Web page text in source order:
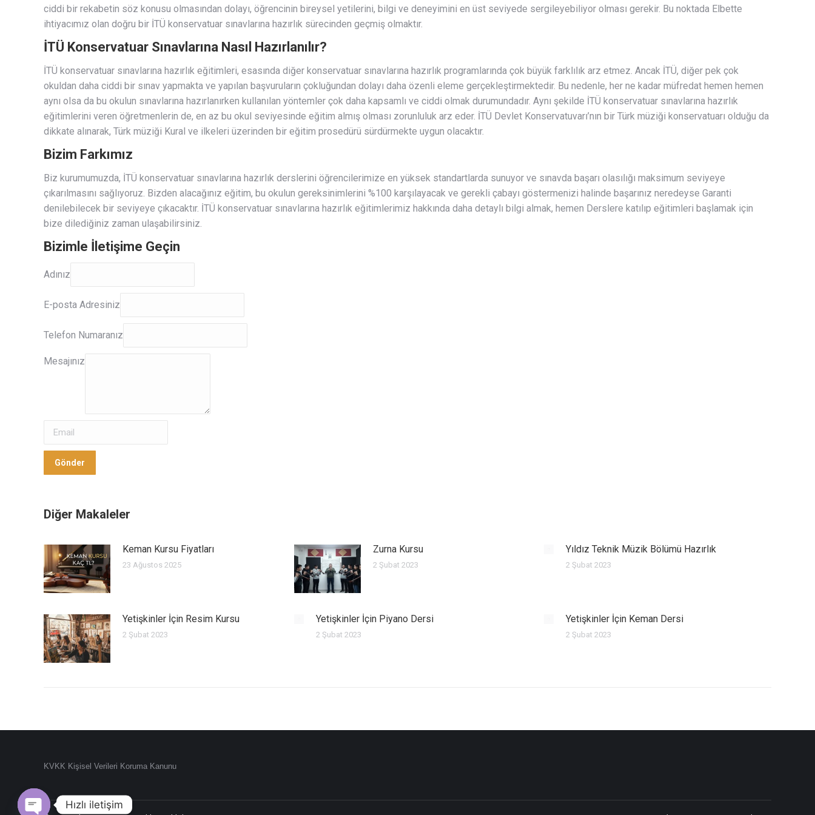
ciddi bir rekabetin söz konusu olmasından dolayı, öğrencinin bireysel yetilerini, bilgi ve deneyimini en üst seviyede sergileyebiliyor olması gerekir. Bu noktada Elbette
ihtiyacımız olan doğru bir İTÜ konservatuar sınavlarına hazırlık sürecinden geçmiş olmaktır.
İTÜ Konservatuar Sınavlarına Nasıl Hazırlanılır?
İTÜ konservatuar sınavlarına hazırlık eğitimleri, esasında diğer konservatuar sınavlarına hazırlık programlarında çok büyük farklılık arz etmez. Ancak İTÜ, diğer pek çok
okuldan daha ciddi bir sınav yapmakta ve yapılan başvuruların çokluğundan dolayı daha özenli eleme gerçekleştirmektedir. Bu nedenle, her ne kadar müfredat hemen hemen
aynı olsa da bu okulun sınavlarına hazırlanırken kullanılan yöntemler çok daha kapsamlı ve ciddi olmak durumundadır. Aynı şekilde İTÜ konservatuar sınavlarına hazırlık
eğitimlerini veren öğretmenlerin de, en az bu okul seviyesinde eğitim almış olması zorunluluk arz eder. İTÜ Devlet Konservatuvarı’nın bir Türk müziği konservatuarı olduğu da
dikkate alınarak, Türk müziği Kural ve ilkeleri üzerinden bir eğitim prosedürü sürdürmekte uygun olacaktır.
Bizim Farkımız
Biz kurumumuzda, İTÜ konservatuar sınavlarına hazırlık derslerini öğrencilerimize en yüksek standartlarda sunuyor ve sınavda başarı olasılığı maksimum seviyeye
çıkarılmasını sağlıyoruz. Bizden alacağınız eğitim, bu okulun gereksinimlerini %100 karşılayacak ve gerekli çabayı göstermenizi halinde başarınız neredeyse Garanti
denilebilecek bir seviyeye çıkacaktır. İTÜ konservatuar sınavlarına hazırlık eğitimlerimiz hakkında daha detaylı bilgi almak, hemen Derslere katılıp eğitimleri başlamak için
bize dilediğiniz zaman ulaşabilirsiniz.
Bizimle İletişime Geçin
Adınız
E-posta Adresiniz
posta
Adresiniz
Telefon Numaranız
Mesajınız
Gönder
Gönder
Diğer Makaleler
Keman Kursu Fiyatları
23 Ağustos 2025
Zurna Kursu
2 Şubat 2023
Yıldız Teknik Müzik Bölümü Hazırlık
2 Şubat 2023
Yetişkinler İçin Resim Kursu
2 Şubat 2023
Yetişkinler İçin Piyano Dersi
2 Şubat 2023
Yetişkinler İçin Keman Dersi
2 Şubat 2023
KVKK Kişisel Verileri Koruma Kanunu
Hızlı iletişim